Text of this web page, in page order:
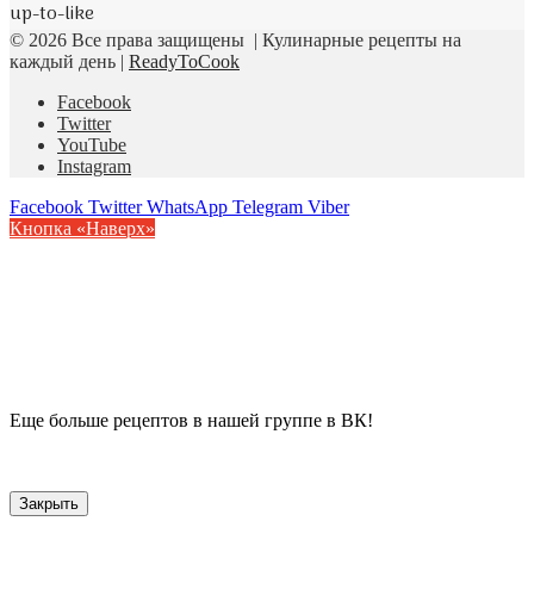
up-to-like
© 2026 Все права защищены | Кулинарные рецепты на
каждый день | ReadyToCook
Facebook
Twitter
YouTube
Instagram
Facebook Twitter WhatsApp Telegram Viber
Кнопка «Наверх»
Еще больше рецептов в нашей группе в ВК!
Закрыть